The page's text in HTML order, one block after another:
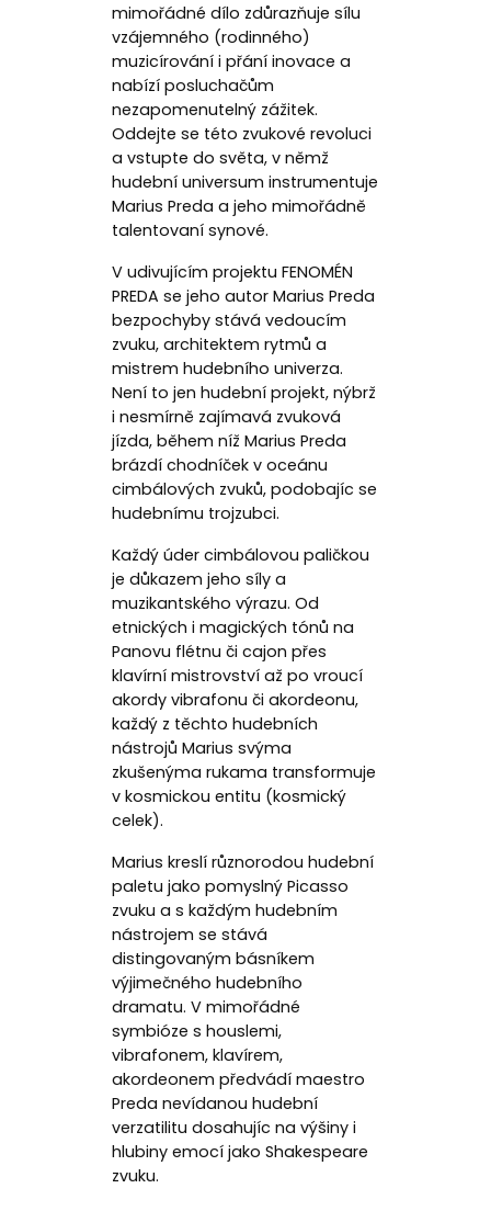
mimořádné dílo zdůrazňuje sílu
vzájemného (rodinného)
muzicírování i přání inovace a
nabízí posluchačům
nezapomenutelný zážitek.
Oddejte se této zvukové revoluci
a vstupte do světa, v němž
hudební universum instrumentuje
Marius Preda a jeho mimořádně
talentovaní synové.
V udivujícím projektu FENOMÉN
PREDA se jeho autor Marius Preda
bezpochyby stává vedoucím
zvuku, architektem rytmů a
mistrem hudebního univerza.
Není to jen hudební projekt, nýbrž
i nesmírně zajímavá zvuková
jízda, během níž Marius Preda
brázdí chodníček v oceánu
cimbálových zvuků, podobajíc se
hudebnímu trojzubci.
Každý úder cimbálovou paličkou
je důkazem jeho síly a
muzikantského výrazu. Od
etnických i magických tónů na
Panovu flétnu či cajon přes
klavírní mistrovství až po vroucí
akordy vibrafonu či akordeonu,
každý z těchto hudebních
nástrojů Marius svýma
zkušenýma rukama transformuje
v kosmickou entitu (kosmický
celek).
Marius kreslí různorodou hudební
paletu jako pomyslný Picasso
zvuku a s každým hudebním
nástrojem se stává
distingovaným básníkem
výjimečného hudebního
dramatu. V mimořádné
symbióze s houslemi,
vibrafonem, klavírem,
akordeonem předvádí maestro
Preda nevídanou hudební
verzatilitu dosahujíc na výšiny i
hlubiny emocí jako Shakespeare
zvuku.